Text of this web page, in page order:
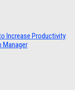
Increase Productivity
Manager